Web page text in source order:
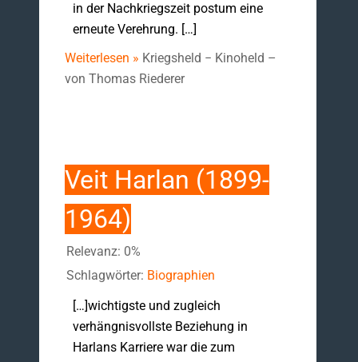
in der Nachkriegszeit postum eine
erneute Verehrung. […]
Weiterlesen » Kriegsheld − Kinoheld –
von Thomas Riederer
Veit Harlan (1899-
1964)
Relevanz: 0%
Schlagwörter: Biographien
[…]wichtigste und zugleich
verhängnisvollste Beziehung in
Harlans Karriere war die zum